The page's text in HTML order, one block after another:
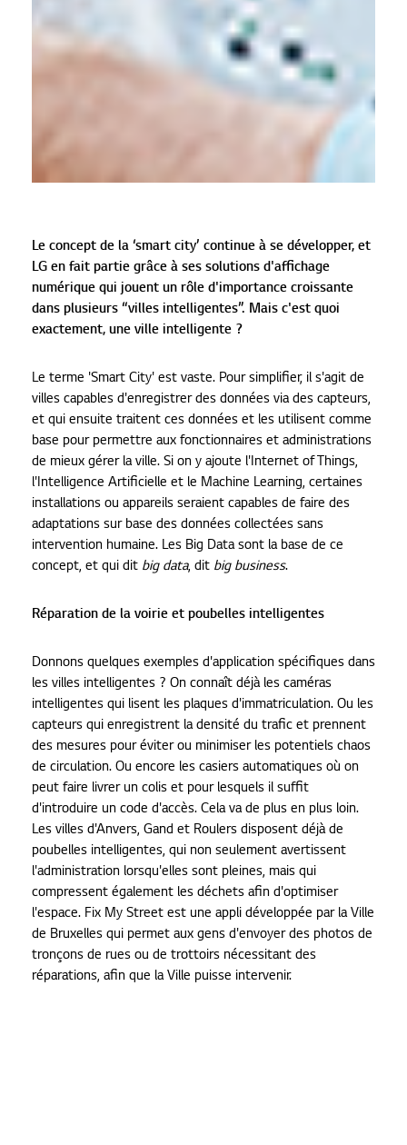
Le concept de la ‘smart city’ continue à se développer, et
LG en fait partie grâce à ses solutions d'affichage
numérique qui jouent un rôle d'importance croissante
dans plusieurs “villes intelligentes”. Mais c'est quoi
exactement, une ville intelligente ?
Le terme 'Smart City' est vaste. Pour simplifier, il s'agit de
villes capables d'enregistrer des données via des capteurs,
et qui ensuite traitent ces données et les utilisent comme
base pour permettre aux fonctionnaires et administrations
de mieux gérer la ville. Si on y ajoute l'Internet of Things,
l'Intelligence Artificielle et le Machine Learning, certaines
installations ou appareils seraient capables de faire des
adaptations sur base des données collectées sans
intervention humaine. Les Big Data sont la base de ce
concept, et qui dit big data, dit big business.
Réparation de la voirie et poubelles intelligentes
Donnons quelques exemples d'application spécifiques dans
les villes intelligentes ? On connaît déjà les caméras
intelligentes qui lisent les plaques d'immatriculation. Ou les
capteurs qui enregistrent la densité du trafic et prennent
des mesures pour éviter ou minimiser les potentiels chaos
de circulation. Ou encore les casiers automatiques où on
peut faire livrer un colis et pour lesquels il suffit
d'introduire un code d'accès. Cela va de plus en plus loin.
Les villes d'Anvers, Gand et Roulers disposent déjà de
poubelles intelligentes, qui non seulement avertissent
l'administration lorsqu'elles sont pleines, mais qui
compressent également les déchets afin d'optimiser
l'espace. Fix My Street est une appli développée par la Ville
de Bruxelles qui permet aux gens d'envoyer des photos de
tronçons de rues ou de trottoirs nécessitant des
réparations, afin que la Ville puisse intervenir.